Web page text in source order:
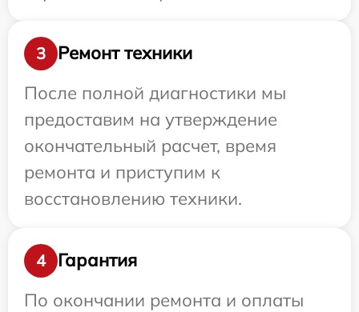
3
Ремонт техники
После полной диагностики мы
предоставим на утверждение
окончательный расчет, время
ремонта и приступим к
восстановлению техники.
4
Гарантия
По окончании ремонта и оплаты